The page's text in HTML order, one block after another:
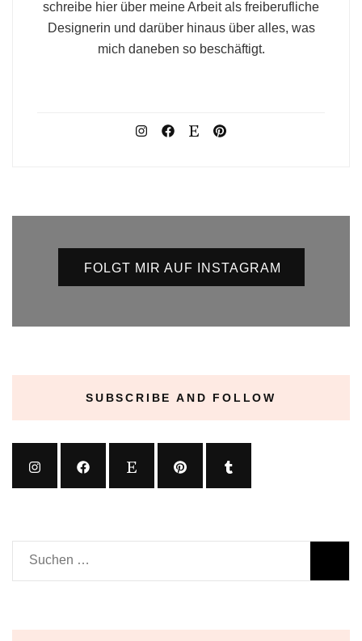
schreibe hier über meine Arbeit als freiberufliche
Designerin und darüber hinaus über alles, was
mich daneben so beschäftigt.
FOLGT MIR AUF INSTAGRAM
SUBSCRIBE AND FOLLOW
Suchen
nach: